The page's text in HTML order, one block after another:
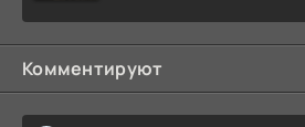
Комментируют